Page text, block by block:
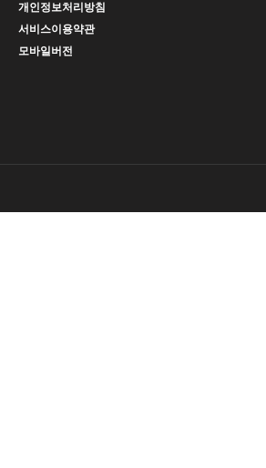
개인정보처리방침
서비스이용약관
모바일버전